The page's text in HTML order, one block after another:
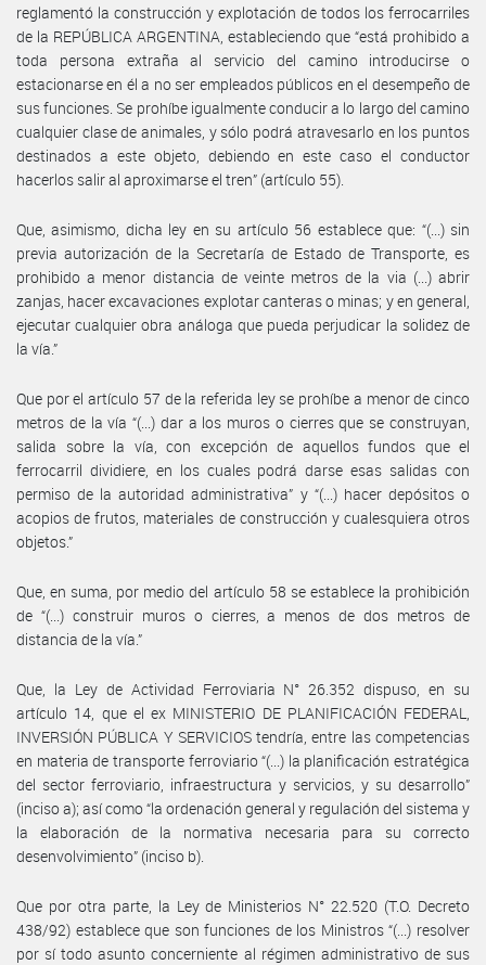
reglamentó la construcción y explotación de todos los ferrocarriles
de la REPÚBLICA ARGENTINA, estableciendo que “está prohibido a
toda persona extraña al servicio del camino introducirse o
estacionarse en él a no ser empleados públicos en el desempeño de
sus funciones. Se prohíbe igualmente conducir a lo largo del camino
cualquier clase de animales, y sólo podrá atravesarlo en los puntos
destinados a este objeto, debiendo en este caso el conductor
hacerlos salir al aproximarse el tren” (artículo 55).
Que, asimismo, dicha ley en su artículo 56 establece que: “(...) sin
previa autorización de la Secretaría de Estado de Transporte, es
prohibido a menor distancia de veinte metros de la via (...) abrir
zanjas, hacer excavaciones explotar canteras o minas; y en general,
ejecutar cualquier obra análoga que pueda perjudicar la solidez de
la vía.”
Que por el artículo 57 de la referida ley se prohíbe a menor de cinco
metros de la vía “(...) dar a los muros o cierres que se construyan,
salida sobre la vía, con excepción de aquellos fundos que el
ferrocarril dividiere, en los cuales podrá darse esas salidas con
permiso de la autoridad administrativa” y “(...) hacer depósitos o
acopios de frutos, materiales de construcción y cualesquiera otros
objetos.”
Que, en suma, por medio del artículo 58 se establece la prohibición
de “(...) construir muros o cierres, a menos de dos metros de
distancia de la vía.”
Que, la Ley de Actividad Ferroviaria N° 26.352 dispuso, en su
artículo 14, que el ex MINISTERIO DE PLANIFICACIÓN FEDERAL,
INVERSIÓN PÚBLICA Y SERVICIOS tendría, entre las competencias
en materia de transporte ferroviario “(...) la planificación estratégica
del sector ferroviario, infraestructura y servicios, y su desarrollo”
(inciso a); así como “la ordenación general y regulación del sistema y
la elaboración de la normativa necesaria para su correcto
desenvolvimiento” (inciso b).
Que por otra parte, la Ley de Ministerios N° 22.520 (T.O. Decreto
438/92) establece que son funciones de los Ministros “(...) resolver
por sí todo asunto concerniente al régimen administrativo de sus